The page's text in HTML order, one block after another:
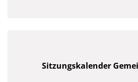
Sitzungskalender